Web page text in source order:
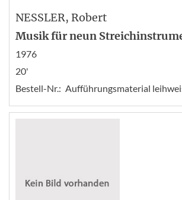
NESSLER, Robert
Musik für neun
1976
20'
Bestell-Nr.: Aufführungsmaterial